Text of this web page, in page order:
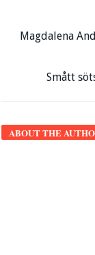
Magdalena
Smått
ABOUT THE